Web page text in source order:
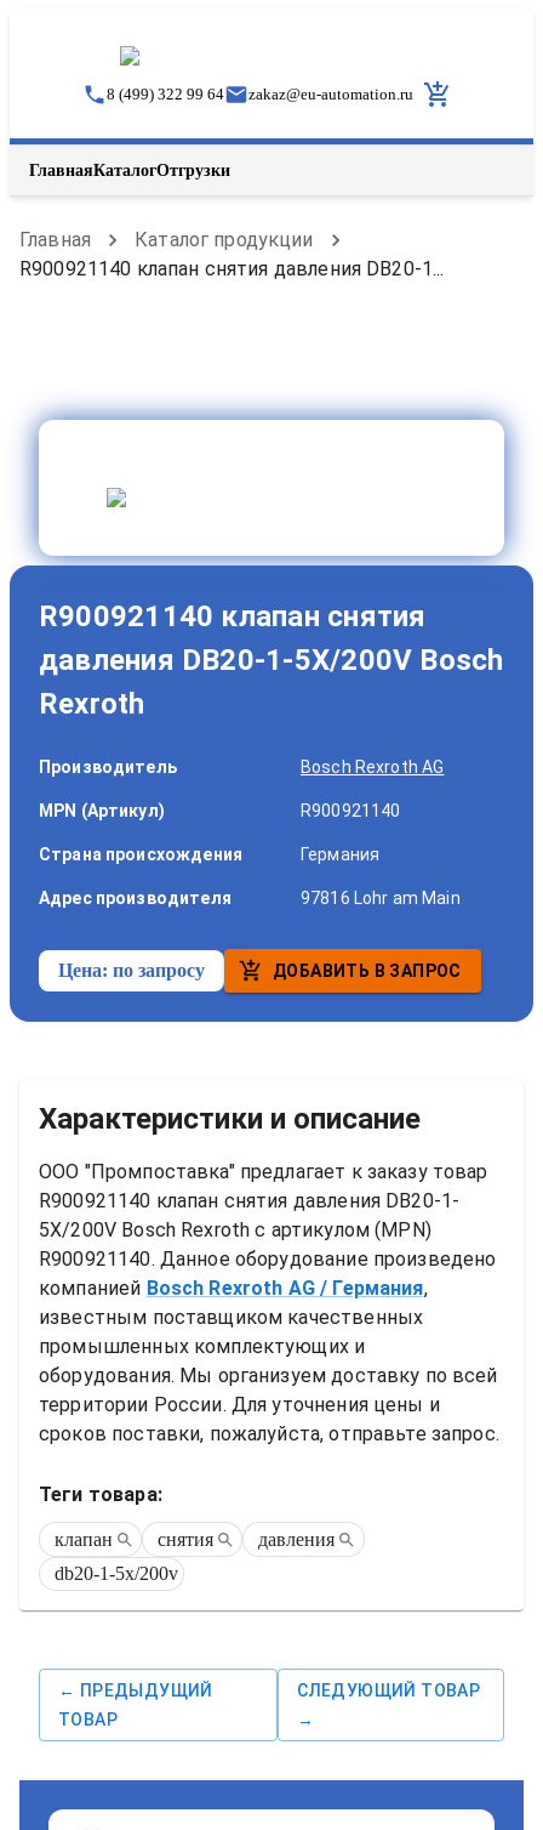
8 (499) 322 99 64 zakaz@eu-automation.ru
ГлавнаяКаталогОтгрузки
Главная
Каталог продукции
R900921140 клапан снятия давления DB20-1...
R900921140 клапан снятия
давления DB20-1-5X/200V Bosch
Rexroth
Производитель Bosch Rexroth AG
MPN (Артикул) R900921140
Страна происхождения Германия
Адрес производителя 97816 Lohr am Main
Цена: по запросу ДОБАВИТЬ В ЗАПРОС
Характеристики и описание
ООО "Промпоставка" предлагает к заказу товар
R900921140 клапан снятия давления DB20-1-
5X/200V Bosch Rexroth
с артикулом (MPN)
R900921140. Данное оборудование произведено
компанией Bosch Rexroth AG / Германия,
известным поставщиком качественных
промышленных комплектующих и
оборудования. Мы организуем доставку по всей
территории России. Для уточнения цены и
сроков поставки, пожалуйста, отправьте запрос.
Теги товара:
клапан снятия
давления
db20-1-5x/200v
← ПРЕДЫДУЩИЙ
ТОВАР
СЛЕДУЮЩИЙ ТОВАР
→